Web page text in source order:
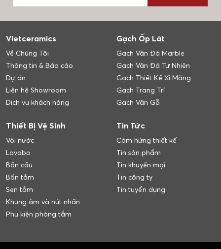
Vietceramics
Về Chúng Tôi
Thông tin & Báo cáo
Dự án
Liên hệ Showroom
Dịch vụ khách hàng
Gạch Ốp Lát
Gạch Vân Đá Marble
Gạch Vân Đá Tự Nhiên
Gạch Thiết Kế Xi Măng
Gạch Trang Trí
Gạch Vân Gỗ
Thiết Bị Vệ Sinh
Vòi nước
Lavabo
Bồn cầu
Bồn tắm
Sen tắm
Khung âm và nút nhấn
Phụ kiện phòng tắm
Tin Tức
Cảm hứng thiết kế
Tin sản phẩm
Tin khuyến mại
Tin công ty
Tin tuyển dụng